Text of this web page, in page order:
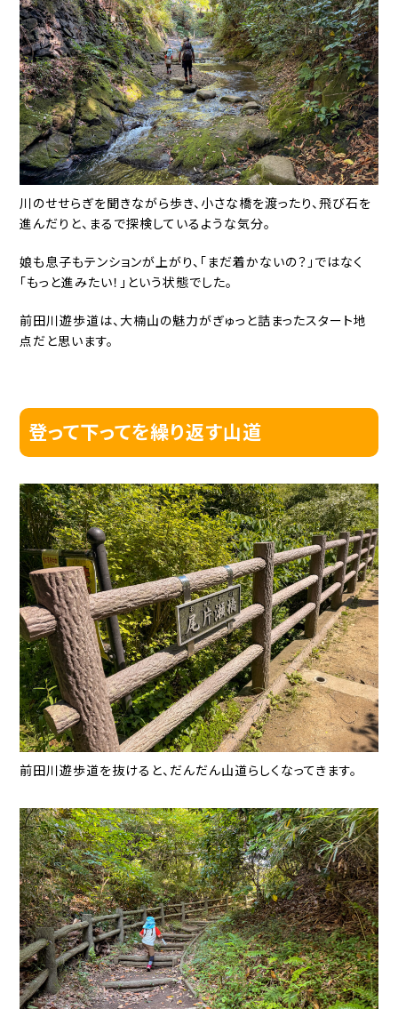
川のせせらぎを聞きながら歩き、小さな橋を渡ったり、飛び石を
進んだりと、まるで探検しているような気分。
娘も息子もテンションが上がり、「まだ着かないの？」ではなく
「もっと進みたい！」という状態でした。
前田川遊歩道は、大楠山の魅力がぎゅっと詰まったスタート地
点だと思います。
登って下ってを繰り返す山道
前田川遊歩道を抜けると、だんだん山道らしくなってきます。